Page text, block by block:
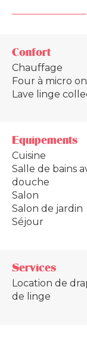
Confort
Chauffage
Four à micro
Lave linge
Equipements
Cuisine
Salle de bains
douche
Salon
Salon de jardin
Séjour
Services
Location de
de linge